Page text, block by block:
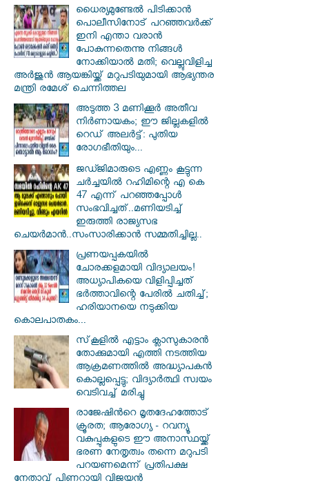
ധൈര്യമുണ്ടേൽ പിടിക്കാൻ
പൊലീസിനോട് പറഞ്ഞവർക്ക്
ഇനി എന്താ വരാൻ
പോകുന്നതെന്നു നിങ്ങൾ
നോക്കിയാൽ മതി; വെല്ലുവിളിച്ച
അർജുൻ ആയങ്കിയ്ക്ക് മറുപടിയുമായി ആഭ്യന്തര
മന്ത്രി രമേശ് ചെന്നിത്തല
അടുത്ത 3 മണിക്കൂർ അതീവ
നിർണായകം; ഈ ജില്ലകളിൽ
റെഡ് അലർട്ട്: പുതിയ
രോഗഭീതിയും...
ജഡ്ജിമാരുടെ എണ്ണം കൂട്ടുന്ന
ചർച്ചയിൽ റഹിമിന്റെ എ കെ
47 എന്ന് പറഞ്ഞപ്പോൾ
സംഭവിച്ചത്..മണിയടിച്ച്
ഇരുത്തി രാജ്യസഭ
ചെയർമാൻ..സംസാരിക്കാൻ സമ്മതിച്ചില്ല..
പ്രണയപ്പകയിൽ
ചോരക്കളമായി വിദ്യാലയം!
അധ്യാപികയെ വിളിപ്പിച്ചത്
ഭർത്താവിന്റെ പേരിൽ ചതിച്ച്;
ഹരിയാനയെ നടുക്കിയ
കൊലപാതകം...
സ്‌കൂളില്‍ എട്ടാം ക്ലാസുകാരന്‍
തോക്കുമായി എത്തി നടത്തിയ
ആക്രമണത്തില്‍ അദ്ധ്യാപകന്‍
കൊല്ലപ്പെട്ടു; വിദ്യാര്‍ത്ഥി സ്വയം
വെടിവച്ച് മരിച്ചു
രാജേഷിൻറെ മൃതദേഹത്തോട്
ക്രൂരത; ആരോഗ്യ - റവന്യൂ
വകുപ്പുകളുടെ ഈ അനാസ്ഥയ്ക്ക്
ഭരണ നേതൃത്വം തന്നെ മറുപടി
പറയണമെന്ന് പ്രതിപക്ഷ
നേതാവ് പിണറായി വിജയൻ